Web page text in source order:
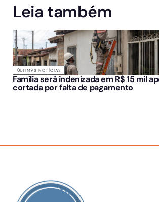
Leia também
ÚLTIMAS NOTÍCIAS
Família será indenizada em R$ 15 mil
cortada por falta de pagamento